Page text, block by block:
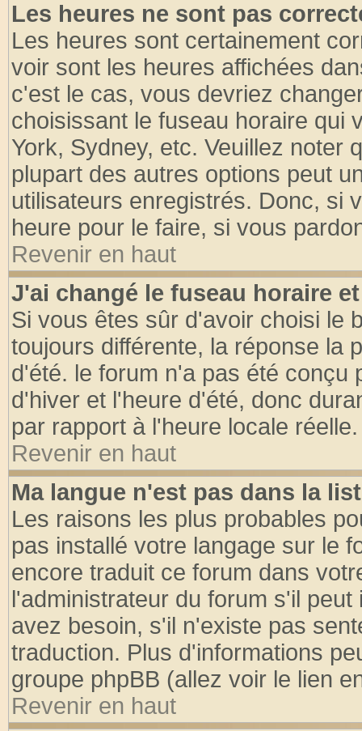
Les heures ne sont pas
Les heures sont certainement
voir sont les heures affichées
c'est le cas, vous devriez
choisissant le fuseau horaire qui
York, Sydney, etc. Veuillez noter
plupart des autres options peut
utilisateurs enregistrés. Donc, si
heure pour le faire, si vous
Revenir en haut
J'ai changé le fuseau horaire
Si vous êtes sûr d'avoir choisi le
toujours différente, la réponse la
d'été. le forum n'a pas été conçu
d'hiver et l'heure d'été, donc
par rapport à l'heure locale réelle.
Revenir en haut
Ma langue n'est pas dans la
Les raisons les plus probables
pas installé votre langage sur le
encore traduit ce forum dans
l'administrateur du forum s'il
avez besoin, s'il n'existe pas
traduction. Plus d'informations
groupe phpBB (allez voir le lien
Revenir en haut